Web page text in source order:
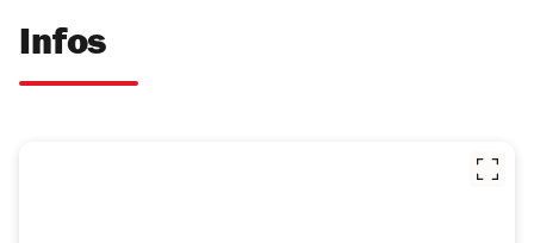
Infos